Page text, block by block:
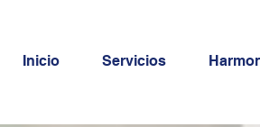
Inicio Servicios